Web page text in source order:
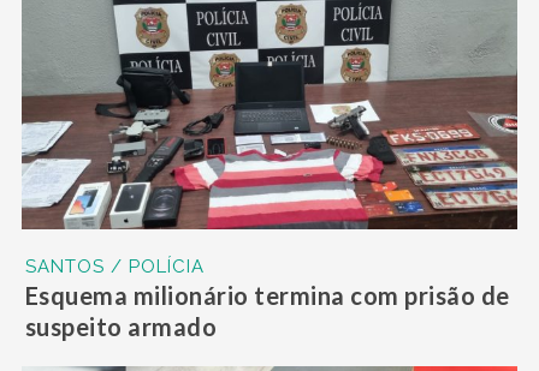
SANTOS / POLÍCIA
Esquema milionário termina com prisão de
suspeito armado